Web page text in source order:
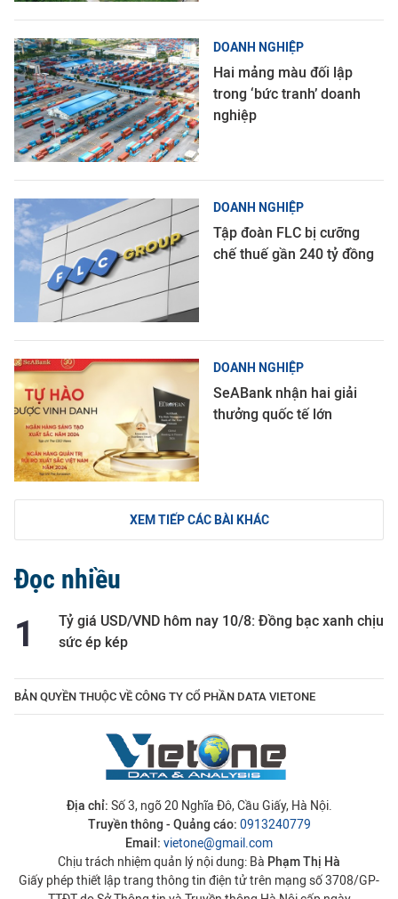
DOANH NGHIỆP
Hai mảng màu đối lập
trong ‘bức tranh’ doanh
nghiệp
DOANH NGHIỆP
Tập đoàn FLC bị cưỡng
chế thuế gần 240 tỷ đồng
DOANH NGHIỆP
SeABank nhận hai giải
thưởng quốc tế lớn
XEM TIẾP CÁC BÀI KHÁC
Đọc nhiều
Tỷ giá USD/VND hôm nay 10/8: Đồng bạc xanh chịu
sức ép kép
BẢN QUYỀN THUỘC VỀ CÔNG TY CỔ PHẦN DATA VIETONE
Địa chỉ: Số 3, ngõ 20 Nghĩa Đô, Cầu Giấy, Hà Nội.
Truyền thông - Quảng cáo: 0913240779
Email: vietone@gmail.com
Chịu trách nhiệm quản lý nội dung: Bà Phạm Thị Hà
Giấy phép thiết lập trang thông tin điện tử trên mạng số 3708/GP-